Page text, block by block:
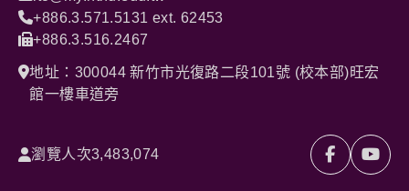
+886.3.571.5131 ext. 62453
+886.3.516.2467
地址：300044 新竹市光復路二段101號 (校本部)旺宏
館一樓車道旁
瀏覽人次3,483,074